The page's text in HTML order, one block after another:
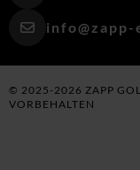
© 2025-2026 ZAPP
VORBEHALTEN